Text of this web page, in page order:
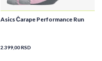
Asics Čarape Performance Run
2.399,00RSD